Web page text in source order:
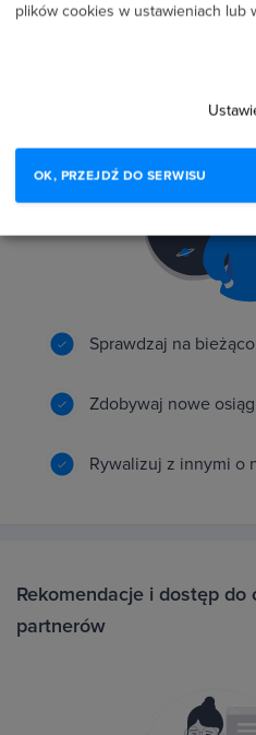
Sprawdzaj na
Zdobywaj nowe
Rywalizuj z innymi o
Rekomendacje i dostęp
partnerów
plików cookies w ustawieniach lub
OK, PRZEJDŹ DO SERWISU